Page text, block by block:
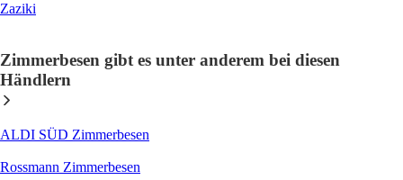
Zaziki
Zimmerbesen gibt es unter anderem bei diesen
Händlern
ALDI SÜD Zimmerbesen
Rossmann Zimmerbesen